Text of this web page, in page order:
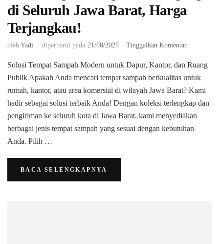
di Seluruh Jawa Barat, Harga
Terjangkau!
oleh Yadi diperbarui pada 21/08/2025 Tinggalkan Komentarpada
Tempat
Sampah
Terlengkap
Seluruh
Jawa
Barat,
Solusi Tempat Sampah Modern untuk Dapur, Kantor, dan Ruang
Publik ​Apakah Anda mencari tempat sampah berkualitas untuk
rumah, kantor, atau area komersial di wilayah Jawa Barat? Kami
hadir sebagai solusi terbaik Anda! Dengan koleksi terlengkap dan
pengiriman ke seluruh kota di Jawa Barat, kami menyediakan
berbagai jenis tempat sampah yang sesuai dengan kebutuhan
Anda. ​Pilih …
BACA SELENGKAPNYA